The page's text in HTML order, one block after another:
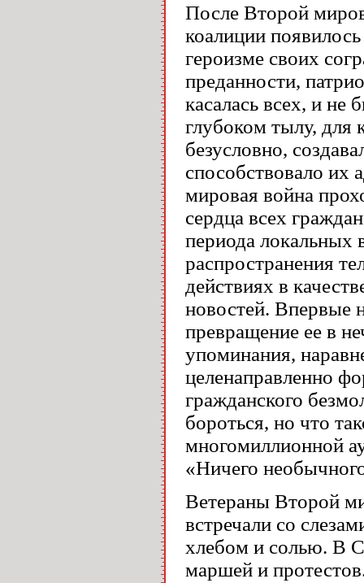
После Второй
коалиции
героизме своих
преданности,
касалась всех, и не
глубоком тылу,
безусловно,
способствовало их
мировая война
сердца всех
периода локальных
распространения
действиях в
новостей. Впервые
превращение ее в
упоминания,
целенаправленно
гражданского
бороться, но что
многомиллионной
«Ничего
Ветераны Второй
встречали со
хлебом и солью. В
маршей и